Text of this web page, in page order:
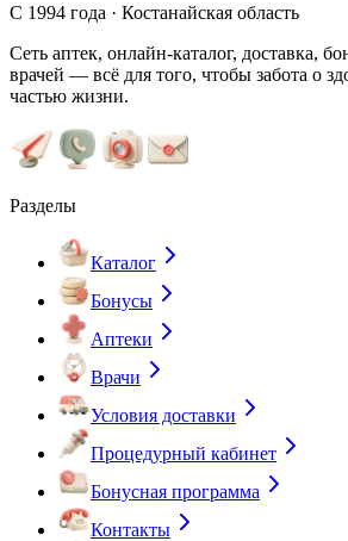
С 1994 года · Костанайская область
Сеть аптек, онлайн-каталог, доставка,
врачей — всё для того, чтобы забота о
частью жизни.
Разделы
Каталог
Бонусы
Аптеки
Врачи
Условия доставки
Процедурный кабинет
Бонусная программа
Контакты